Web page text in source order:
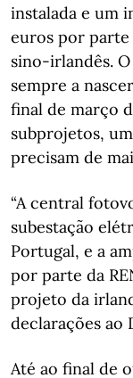
instalada e um
euros por
sino-irlandês.
sempre a
final de março
subprojetos,
precisam de
“A central
subestação
Portugal, e a
por parte da
projeto da
declarações ao
Até ao final de